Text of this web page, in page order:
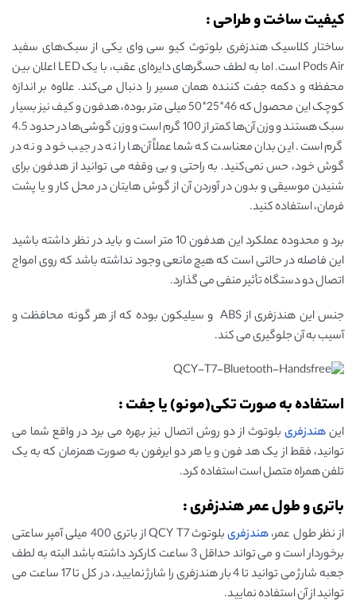
کیفیت ساخت و طراحی :
ساختار کلاسیک هندزفری بلوتوث کیو سی وای یکی از سبک‌های سفید
Pods Air است. اما به لطف حسگرهای دایره‌ای عقب، با یک LED اعلان بین
محفظه و دکمه جفت کننده همان مسیر را دنبال می‌کند. علاوه بر اندازه
کوچک این محصول که 46*25*50 میلی متر بوده، هدفون و کیف نیز بسیار
سبک هستند و وزن آن‌ها کمتر از 100 گرم است و وزن گوشی‌ها در حدود 4.5
گرم است. این بدان معناست که شما عملاً آن‌ها را نه در جیب خود و نه در
گوش خود، حس نمی‌کنید. به راحتی و بی وقفه می توانید از هدفون برای
شنیدن موسیقی و بدون در آوردن آن از گوش هایتان در محل کار و یا پشت
فرمان، استفاده کنید.
برد و محدوده عملکرد این هدفون 10 متر است و باید در نظر داشته باشید
این فاصله در حالتی است که هیچ مانعی وجود نداشته باشد که روی امواج
اتصال دو دستگاه تأثیر منفی می گذارد.
جنس این هندزفری از ABS و سیلیکون بوده که از هر گونه محافظت و
آسیب به آن جلوگیری می کند.
استفاده به صورت تکی(مونو) یا جفت :
اینهندزفری بلوتوث از دو روش اتصال نیز بهره می برد در واقع شما می
توانید، فقط از یک هد فون و یا هر دو ایرفون به صورت همزمان که به یک
تلفن همراه متصل است استفاده کرد.
باتری و طول عمر هندزفری :
از نظر طول عمر،هندزفری
بلوتوث QCY T7 از باتری 400 میلی آمپر ساعتی
برخوردار است و می تواند حداقل 3 ساعت کارکرد داشته باشد البته به لطف
جعبه شارژ می توانید تا 4 بار هندزفری را شارژ نمایید، در کل تا 17 ساعت می
توانید از آن استفاده نمایید.